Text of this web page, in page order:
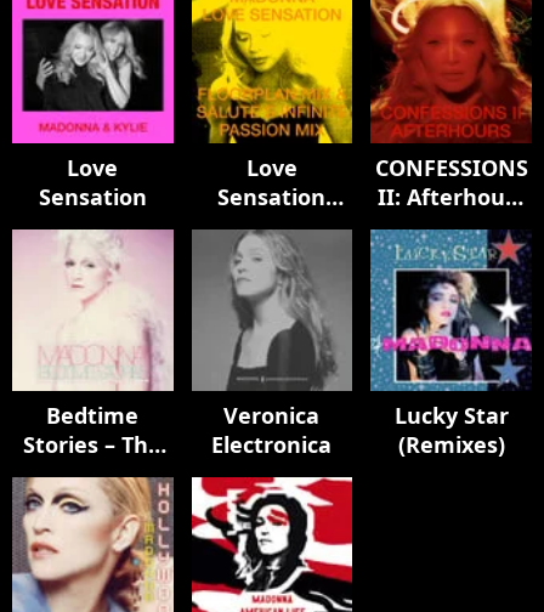
Love
Sensation
Love
Sensation
Remixes
CONFESSIONS
II: Afterhours
Edition
Bedtime
Stories – The
Untold
Chapter
Veronica
Electronica
Lucky Star
(Remixes)